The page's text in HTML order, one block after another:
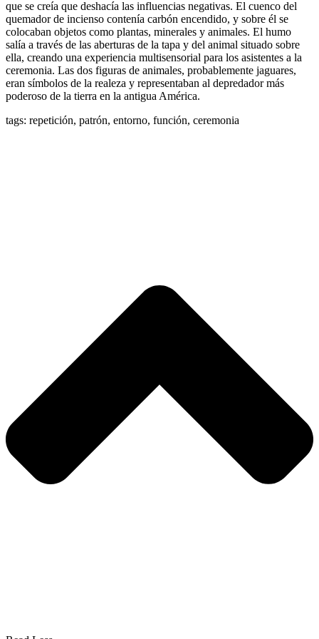
que se creía que deshacía las influencias negativas. El cuenco del
quemador de incienso contenía carbón encendido, y sobre él se
colocaban objetos como plantas, minerales y animales. El humo
salía a través de las aberturas de la tapa y del animal situado sobre
ella, creando una experiencia multisensorial para los asistentes a la
ceremonia. Las dos figuras de animales, probablemente jaguares,
eran símbolos de la realeza y representaban al depredador más
poderoso de la tierra en la antigua América.
tags: repetición, patrón, entorno, función, ceremonia